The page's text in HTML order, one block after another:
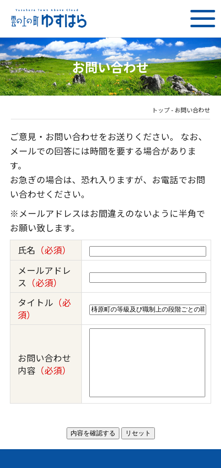
お問い合わせ
トップ - お問い合わせ
ご意見・お問い合わせをお送りください。 なお、
メールでの回答には時間を要する場合がありま
す。
お急ぎの場合は、恐れ入りますが、お電話でお問
い合わせください。
※メールアドレスはお間違えのないように半角で
お願い致します。
氏名 （必須）
メールアドレ
ス （必須）
タイトル （必
須）
お問い合わせ
内容 （必須）